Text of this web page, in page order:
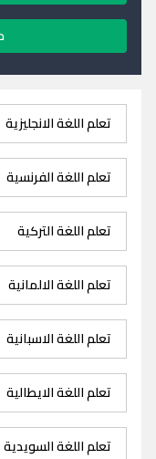
تعلم اللغة الانجليزية
تعلم اللغة الفرنسية
تعلم اللغة التركية
تعلم اللغة الالمانية
تعلم اللغة الاسبانية
تعلم اللغة الايطالية
تعلم اللغة السويدية